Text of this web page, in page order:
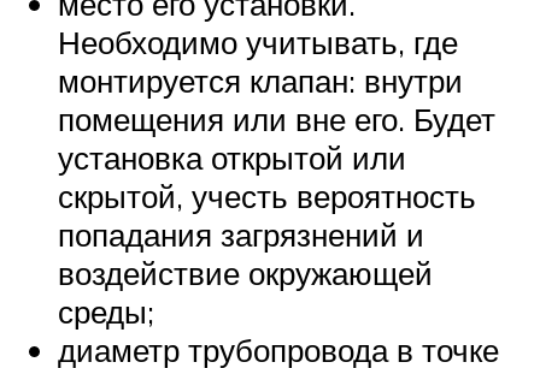
Необходимо учитывать, где
монтируется клапан: внутри
помещения или вне его. Будет
установка открытой или
скрытой, учесть вероятность
попадания загрязнений и
воздействие окружающей
среды;
диаметр трубопровода в точке